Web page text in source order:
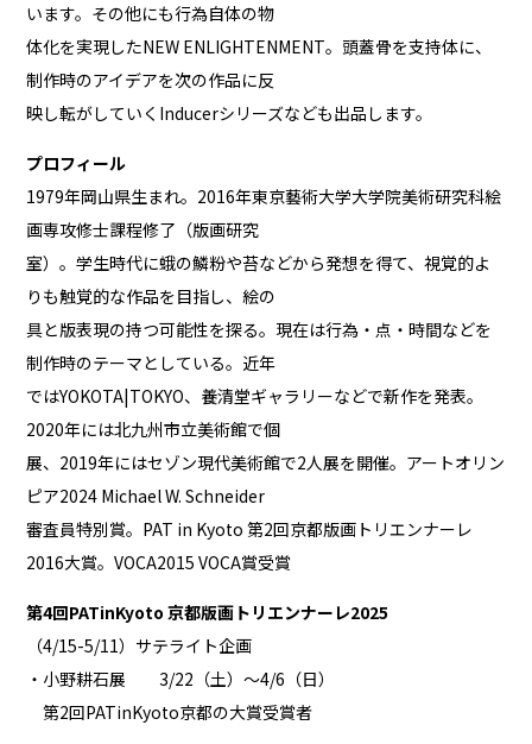
います。その他にも行為自体の物
体化を実現したNEW ENLIGHTENMENT。頭蓋骨を支持体に、
制作時のアイデアを次の作品に反
映し転がしていくInducerシリーズなども出品します。
プロフィール
1979年岡山県生まれ。2016年東京藝術大学大学院美術研究科絵
画専攻修士課程修了（版画研究
室）。学生時代に蛾の鱗粉や苔などから発想を得て、視覚的よ
りも触覚的な作品を目指し、絵の
具と版表現の持つ可能性を探る。現在は行為・点・時間などを
制作時のテーマとしている。近年
ではYOKOTA|TOKYO、養清堂ギャラリーなどで新作を発表。
2020年には北九州市立美術館で個
展、2019年にはセゾン現代美術館で2人展を開催。アートオリン
ピア2024 Michael W. Schneider
審査員特別賞。PAT in Kyoto 第2回京都版画トリエンナーレ
2016大賞。VOCA2015 VOCA賞受賞
第4回PATinKyoto 京都版画トリエンナーレ2025
（4/15-5/11）サテライト企画
・小野耕石展 3/22（土）～4/6（日）
第2回PATinKyoto京都の大賞受賞者